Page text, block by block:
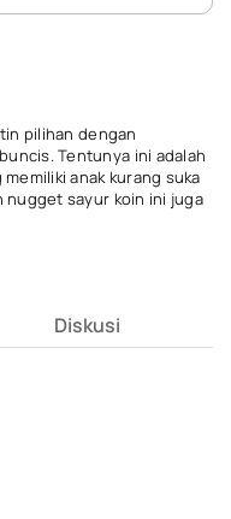
pilihan dengan
Tentunya ini adalah
anak kurang suka
nugget sayur koin ini juga
Diskusi